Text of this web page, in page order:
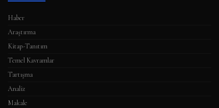
Haber
Araştırma
Kitap-Tanıtım
Temel Kavramlar
Tartışma
Analiz
Makale